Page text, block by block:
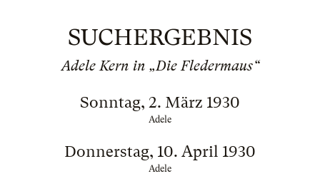
SUCHERGEBNIS
Adele Kern in „Die Fledermaus“
Sonntag, 2. März 1930
Adele
Donnerstag, 10. April 1930
Adele